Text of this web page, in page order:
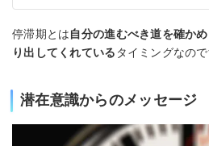
停滞期とは自分の進むべき道を確か
り出してくれている タイミングなので
潜在意識からのメッセージ